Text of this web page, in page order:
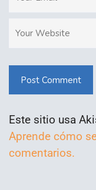
Post Comment
Este sitio usa
Aprende cómo
comentarios.